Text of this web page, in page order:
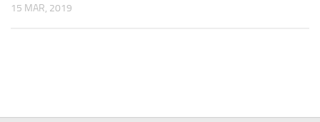
Personajes republicanos
15 MAR, 2019